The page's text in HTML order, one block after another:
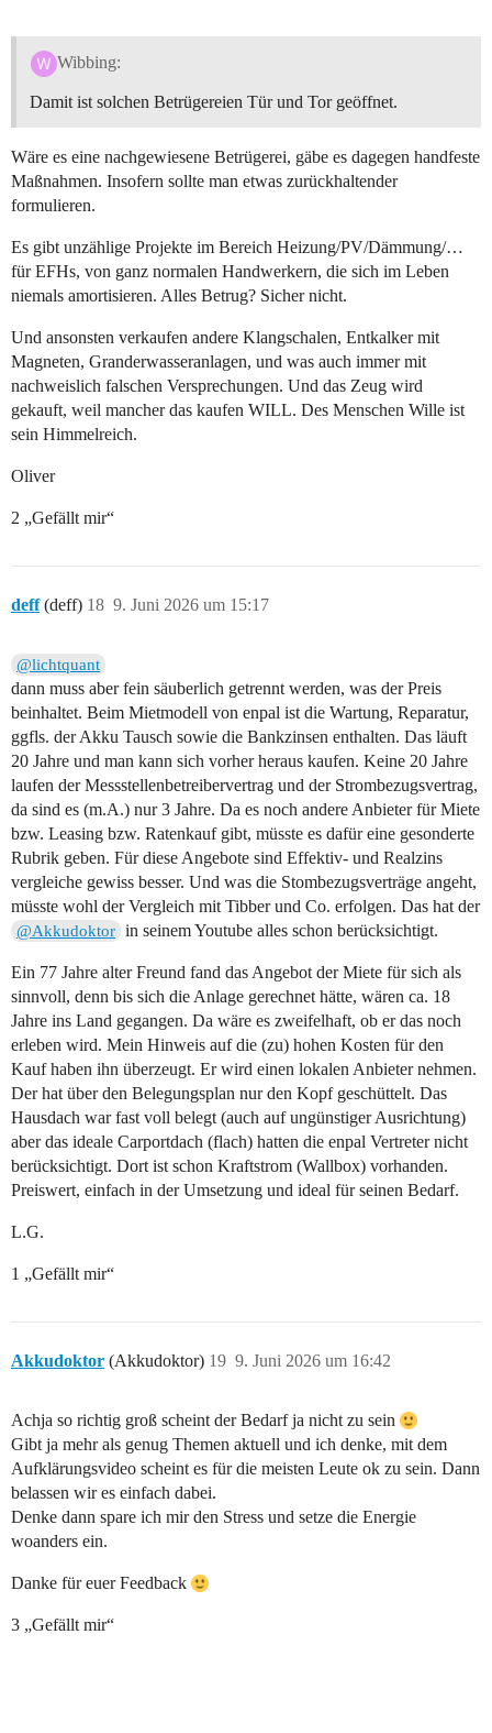
Wibbing:
Damit ist solchen Betrügereien Tür und Tor geöffnet.
Wäre es eine nachgewiesene Betrügerei, gäbe es dagegen handfeste
Maßnahmen. Insofern sollte man etwas zurückhaltender
formulieren.
Es gibt unzählige Projekte im Bereich Heizung/PV/Dämmung/…
für EFHs, von ganz normalen Handwerkern, die sich im Leben
niemals amortisieren. Alles Betrug? Sicher nicht.
Und ansonsten verkaufen andere Klangschalen, Entkalker mit
Magneten, Granderwasseranlagen, und was auch immer mit
nachweislich falschen Versprechungen. Und das Zeug wird
gekauft, weil mancher das kaufen WILL. Des Menschen Wille ist
sein Himmelreich.
Oliver
2 „Gefällt mir“
deff (deff) 9. Juni 2026 um 15:17
18
@lichtquant
dann muss aber fein säuberlich getrennt werden, was der Preis
beinhaltet. Beim Mietmodell von enpal ist die Wartung, Reparatur,
ggfls. der Akku Tausch sowie die Bankzinsen enthalten. Das läuft
20 Jahre und man kann sich vorher heraus kaufen. Keine 20 Jahre
laufen der Messstellenbetreibervertrag und der Strombezugsvertrag,
da sind es (m.A.) nur 3 Jahre. Da es noch andere Anbieter für Miete
bzw. Leasing bzw. Ratenkauf gibt, müsste es dafür eine gesonderte
Rubrik geben. Für diese Angebote sind Effektiv- und Realzins
vergleiche gewiss besser. Und was die Stombezugsverträge angeht,
müsste wohl der Vergleich mit Tibber und Co. erfolgen. Das hat der
@Akkudoktor in seinem Youtube alles schon berücksichtigt.
Ein 77 Jahre alter Freund fand das Angebot der Miete für sich als
sinnvoll, denn bis sich die Anlage gerechnet hätte, wären ca. 18
Jahre ins Land gegangen. Da wäre es zweifelhaft, ob er das noch
erleben wird. Mein Hinweis auf die (zu) hohen Kosten für den
Kauf haben ihn überzeugt. Er wird einen lokalen Anbieter nehmen.
Der hat über den Belegungsplan nur den Kopf geschüttelt. Das
Hausdach war fast voll belegt (auch auf ungünstiger Ausrichtung)
aber das ideale Carportdach (flach) hatten die enpal Vertreter nicht
berücksichtigt. Dort ist schon Kraftstrom (Wallbox) vorhanden.
Preiswert, einfach in der Umsetzung und ideal für seinen Bedarf.
L.G.
1 „Gefällt mir“
Akkudoktor (Akkudoktor) 9. Juni 2026 um 16:42
19
Achja so richtig groß scheint der Bedarf ja nicht zu sein
Gibt ja mehr als genug Themen aktuell und ich denke, mit dem
Aufklärungsvideo scheint es für die meisten Leute ok zu sein. Dann
belassen wir es einfach dabei.
Denke dann spare ich mir den Stress und setze die Energie
woanders ein.
Danke für euer Feedback
3 „Gefällt mir“